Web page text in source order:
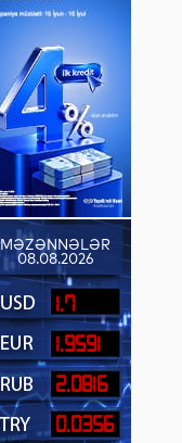
MƏZƏNNƏLƏR
08.08.2026
1.7
1.9591
2.0816
0.0356